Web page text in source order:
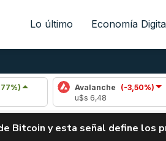
Lo último Economía
Avalanche (-3,50%)
u$s 6,48
Bitcoin y esta señal define los